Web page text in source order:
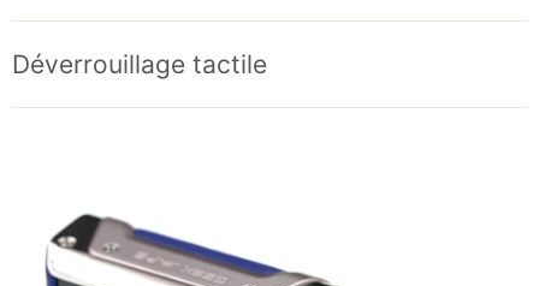
Déverrouillage tactile